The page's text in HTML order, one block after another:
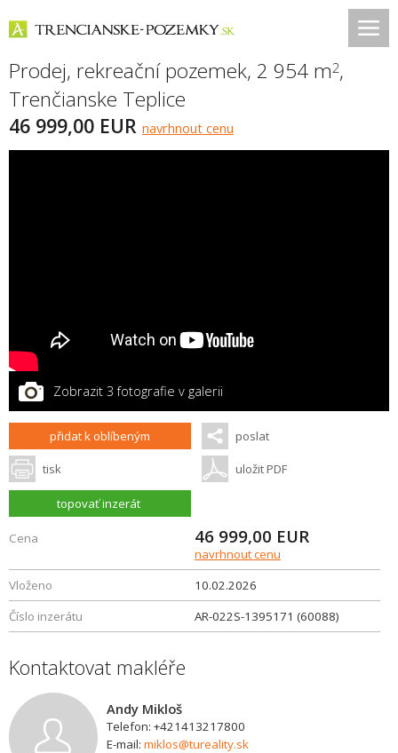
Prodej, rekreační pozemek, 2 954 m2,
Trenčianske Teplice
46 999,00 EUR navrhnout cenu
Zobrazit 3 fotografie v galerii
přidat k oblíbeným poslat
tisk uložit PDF
topovať inzerát
Cena 46 999,00 EUR
navrhnout cenu
Vloženo
10.02.2026
Číslo inzerátu
AR-022S-1395171 (60088)
Kontaktovat makléře
Andy Mikloš
Telefon: +421413217800
E-mail: miklos@tureality.sk